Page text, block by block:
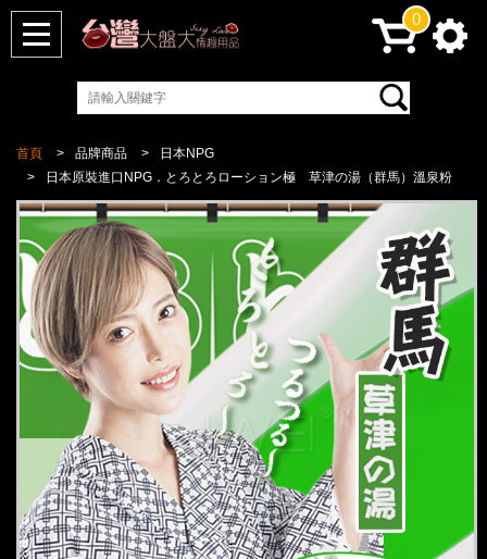
首頁 品牌商品
日本NPG
日本原裝進口NPG．とろとろローション極 草津の湯（群馬）溫泉粉
0